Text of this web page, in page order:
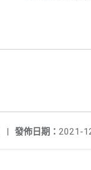
發佈日期： 2021-
|